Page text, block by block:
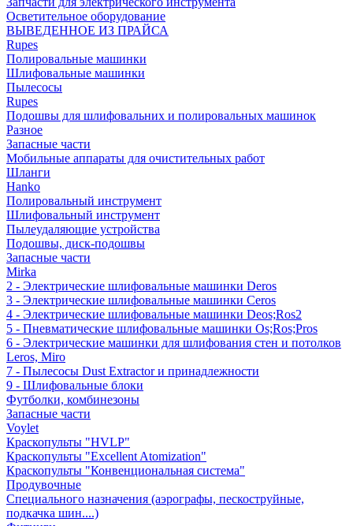
Осветительное оборудование
ВЫВЕДЕННОЕ ИЗ ПРАЙСА
Rupes
Полировальные машинки
Шлифовальные машинки
Пылесосы
Rupes
Подошвы для шлифовальних и полировальных машинок
Разное
Запасные части
Мобильные аппараты для очистительных работ
Шланги
Hanko
Полировальный инструмент
Шлифовальный инструмент
Пылеудаляющие устройства
Подошвы, диск-подошвы
Запасные части
Mirka
2 - Электрические шлифовальные машинки Deros
3 - Электрические шлифовальные машинки Ceros
4 - Электрические шлифовальные машинки Deos;Ros2
5 - Пневматические шлифовальные машинки Os;Ros;Pros
6 - Электрические машинки для шлифования стен и потолков
Leros, Miro
7 - Пылесосы Dust Extractor и принадлежности
9 - Шлифовальные блоки
Футболки, комбинезоны
Запасные части
Voylet
Краскопульты "HVLP"
Краскопульты "Excellent Atomization"
Краскопульты "Конвенциональная система"
Продувочные
Специального назначения (аэрографы, пескоструйные,
подкачка шин....)